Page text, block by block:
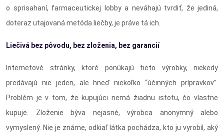
o sprisahaní, farmaceutickej lobby a neváhajú tvrdiť, že jediná,
doteraz utajovaná metóda liečby, je práve tá ich.
Liečivá bez pôvodu, bez zloženia, bez garancií
Internetové stránky, ktoré ponúkajú tieto výrobky, niekedy
predávajú nie jeden, ale hneď niekoľko “účinných prípravkov”.
Problém je v tom, že kupujúci nemá žiadnu istotu, čo vlastne
kupuje. Zloženie býva nejasné, výrobca anonymný alebo
vymyslený. Nie je známe, odkiaľ látka pochádza, kto ju vyrobil, aký